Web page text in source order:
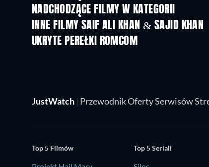
NADCHODZĄCE FILMY W KATEGORII
INNE FILMY SAIF ALI KHAN & SAJID KHAN
UKRYTE PEREŁKI ROMCOM
JustWatch | Przewodnik Oferty Serwisów
Top 5 Filmów Top 5 Seriali